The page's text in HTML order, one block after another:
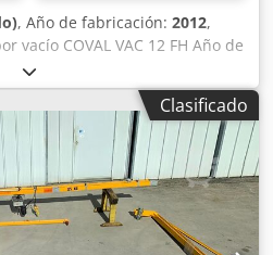
, Año de fabricación: 2012,
vacío COVAL VAC 12 FH Año de
máxima de carga: 80 kg
150 mm Separación máxima:
350 mm En muy buen estado
Dimensiones (L x A x
900 mm Altura total con
con soporte: 100 kg
Clasificado